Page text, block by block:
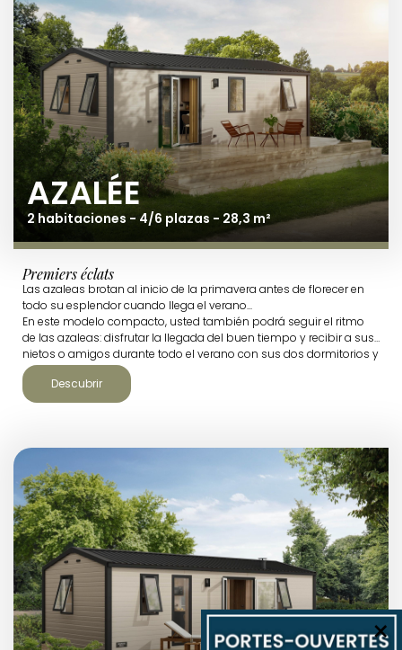
AZALÉE
2 habitaciones - 4/6 plazas - 28,3 m²
Premiers éclats
Las azaleas brotan al inicio de la primavera antes de florecer en
todo su esplendor cuando llega el verano...
En este modelo compacto, usted también podrá seguir el ritmo
de las azaleas: disfrutar la llegada del buen tiempo y recibir a sus
nietos o amigos durante todo el verano con sus dos dormitorios y
su salón de gran confort.
Descubrir
×